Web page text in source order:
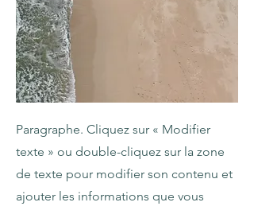
Paragraphe. Cliquez sur « Modifier
texte » ou double-cliquez sur la zone
de texte pour modifier son contenu et
ajouter les informations que vous